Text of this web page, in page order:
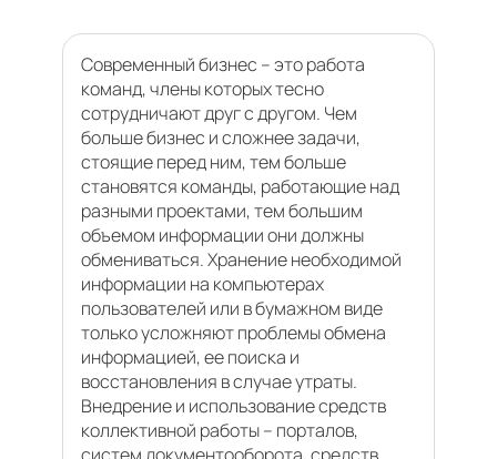
Современный бизнес – это работа
команд, члены которых тесно
сотрудничают друг с другом. Чем
больше бизнес и сложнее задачи,
стоящие перед ним, тем больше
становятся команды, работающие над
разными проектами, тем большим
объемом информации они должны
обмениваться. Хранение необходимой
информации на компьютерах
пользователей или в бумажном виде
только усложняют проблемы обмена
информацией, ее поиска и
восстановления в случае утраты.
Внедрение и использование средств
коллективной работы – порталов,